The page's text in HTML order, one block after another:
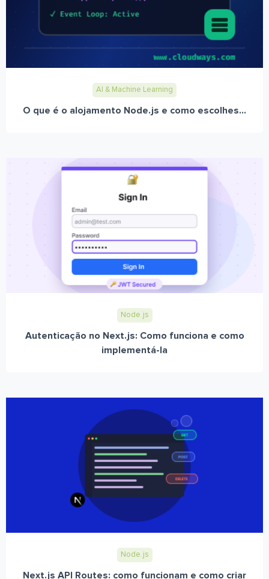
AI & Machine Learning
O que é o alojamento Node.js e como escolhes...
Node.js
Autenticação no Next.js: Como funciona e como
implementá-la
Node.js
Next.js API Routes: como funcionam e como criar